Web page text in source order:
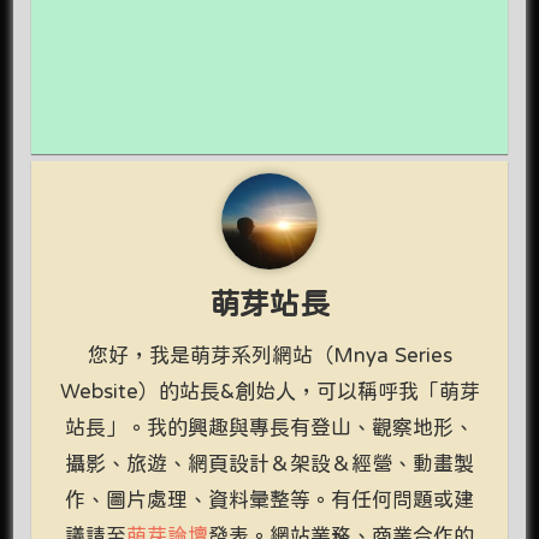
萌芽站長
您好，我是萌芽系列網站（Mnya Series
Website）的站長&創始人，可以稱呼我「萌芽
站長」。我的興趣與專長有登山、觀察地形、
攝影、旅遊、網頁設計＆架設＆經營、動畫製
作、圖片處理、資料彙整等。有任何問題或建